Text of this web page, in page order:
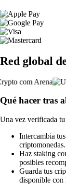
Red global
Qué hacer tras
Una vez verificada tu
Intercambia
criptomonedas.
Haz staking
posibles
Guarda tus
disponible con